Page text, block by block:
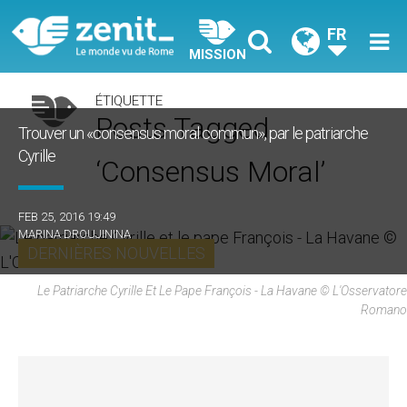
MISSION
FR
ÉTIQUETTE
Posts Tagged
‘consensus Moral’
DERNIÈRES NOUVELLES
Trouver un «consensus moral commun», par le patriarche
Cyrille
FEB 25, 2016 19:49
MARINA DROUJININA
Le Patriarche Cyrille Et Le Pape François - La Havane © L'Osservatore
Romano